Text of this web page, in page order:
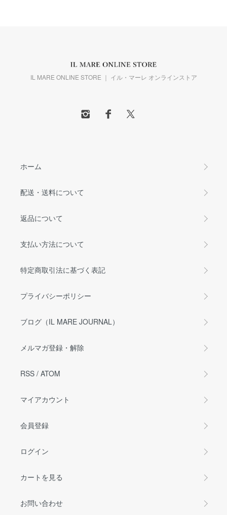
IL MARE ONLINE STORE ｜ イル・マーレ オンラインストア
ホーム
配送・送料について
返品について
支払い方法について
特定商取引法に基づく表記
プライバシーポリシー
ブログ（IL MARE JOURNAL）
メルマガ登録・解除
RSS / ATOM
マイアカウント
会員登録
ログイン
カートを見る
お問い合わせ